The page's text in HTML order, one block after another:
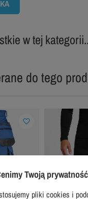
w tej
do tego
favorite_border
Twoją prywatność
pliki cookies i